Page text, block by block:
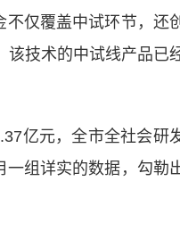
仅覆盖中试环节，还创
该技术的中试线产品已
亿元，全市全社会研
一组详实的数据，勾勒